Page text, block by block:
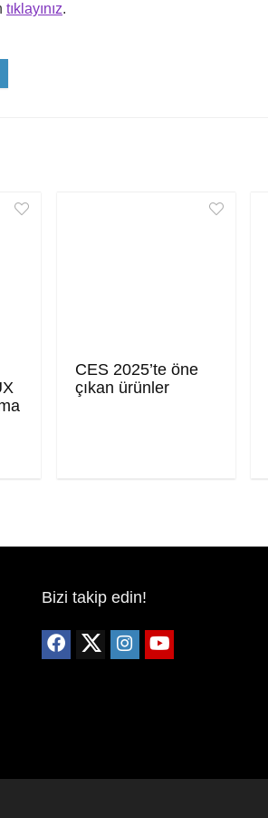
tıklayınız.
CES 2025’te öne
çıkan ürünler
Bizi takip edin!